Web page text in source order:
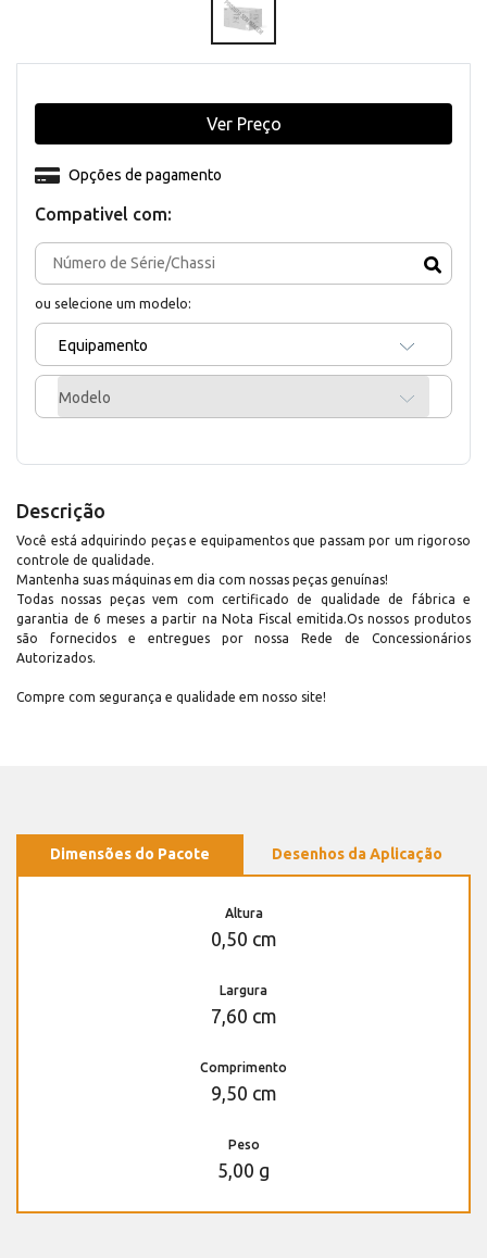
Compativel com:
ou selecione um modelo:
Equipamento
Modelo
Opções de pagamento
Ver Preço
Descrição
Você está adquirindo peças e equipamentos que passam por um rigoroso
controle de qualidade.
Mantenha suas máquinas em dia com nossas peças genuínas!
Todas nossas peças vem com certificado de qualidade de fábrica e
garantia de 6 meses a partir na Nota Fiscal emitida.Os nossos produtos
são fornecidos e entregues por nossa Rede de Concessionários
Autorizados.
Compre com segurança e qualidade em nosso site!
Dimensões do Pacote Desenhos da Aplicação
Altura
0,50 cm
Largura
7,60 cm
Comprimento
9,50 cm
Peso
5,00 g